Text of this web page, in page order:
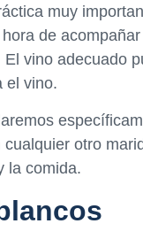
muy
de
vino adecuado
el vino.
otro
la comida.